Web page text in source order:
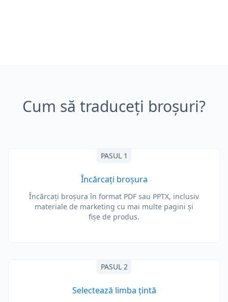
Cum să traduceți broșuri?
PASUL 1
Încărcați broșura
Încărcați broșura în format PDF sau PPTX, inclusiv
materiale de marketing cu mai multe pagini și
fișe de produs.
PASUL 2
Selectează limba țintă